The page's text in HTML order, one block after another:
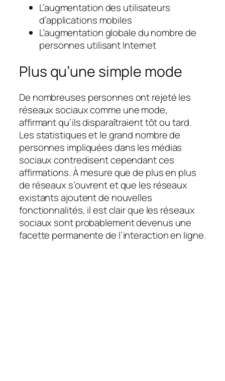
L’augmentation des utilisateurs
d’applications mobiles
L’augmentation globale du nombre de
personnes utilisant Internet
Plus qu’une simple mode
De nombreuses personnes ont rejeté les
réseaux sociaux comme une mode,
affirmant qu’ils disparaîtraient tôt ou tard.
Les statistiques et le grand nombre de
personnes impliquées dans les médias
sociaux contredisent cependant ces
affirmations. À mesure que de plus en plus
de réseaux s’ouvrent et que les réseaux
existants ajoutent de nouvelles
fonctionnalités, il est clair que les réseaux
sociaux sont probablement devenus une
facette permanente de l’interaction en ligne.